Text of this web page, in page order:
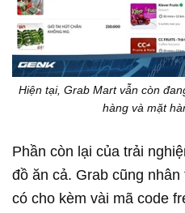
Hiện tại, Grab Mart vẫn còn
hàng và mặt
Phần còn lại của trải
đồ ăn cả. Grab cũng
có cho kèm vài mã code